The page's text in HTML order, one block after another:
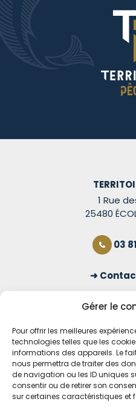
Gérer le
Pour offrir les meilleures
technologies telles que les
informations des appareils. Le
nous permettra de traiter des
de navigation ou les ID uniques
consentir ou de retirer son
sur certaines caractéristiques et
1 Rue
25480
03
OUVERT
Voir